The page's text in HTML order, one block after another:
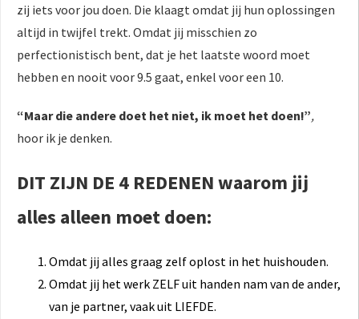
zij iets voor jou doen. Die klaagt omdat jij hun oplossingen
altijd in twijfel trekt. Omdat jij misschien zo
perfectionistisch bent, dat je het laatste woord moet
hebben en nooit voor 9.5 gaat, enkel voor een 10.
“Maar die andere doet het niet, ik moet het doen!”,
hoor ik je denken.
DIT ZIJN DE 4 REDENEN waarom jij
alles alleen moet doen:
Omdat jij alles graag zelf oplost in het huishouden.
Omdat jij het werk ZELF uit handen nam van de ander,
van je partner, vaak uit LIEFDE.